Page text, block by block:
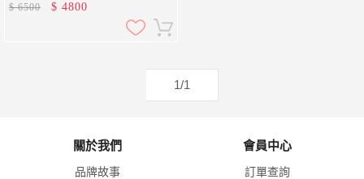
$6500 $ 4800
1/1
關於我們
品牌故事
會員中心
訂單查詢